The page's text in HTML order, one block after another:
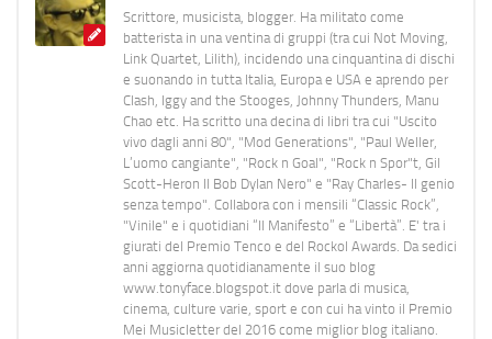
Scrittore, musicista, blogger. Ha militato come
batterista in una ventina di gruppi (tra cui Not Moving,
Link Quartet, Lilith), incidendo una cinquantina di dischi
e suonando in tutta Italia, Europa e USA e aprendo per
Clash, Iggy and the Stooges, Johnny Thunders, Manu
Chao etc. Ha scritto una decina di libri tra cui "Uscito
vivo dagli anni 80", "Mod Generations", "Paul Weller,
L’uomo cangiante", "Rock n Goal", "Rock n Spor"t, Gil
Scott-Heron Il Bob Dylan Nero" e "Ray Charles- Il genio
senza tempo". Collabora con i mensili “Classic Rock”,
"Vinile" e i quotidiani “Il Manifesto” e “Libertà”. E' tra i
giurati del Premio Tenco e del Rockol Awards. Da sedici
anni aggiorna quotidianamente il suo blog
www.tonyface.blogspot.it dove parla di musica,
cinema, culture varie, sport e con cui ha vinto il Premio
Mei Musicletter del 2016 come miglior blog italiano.